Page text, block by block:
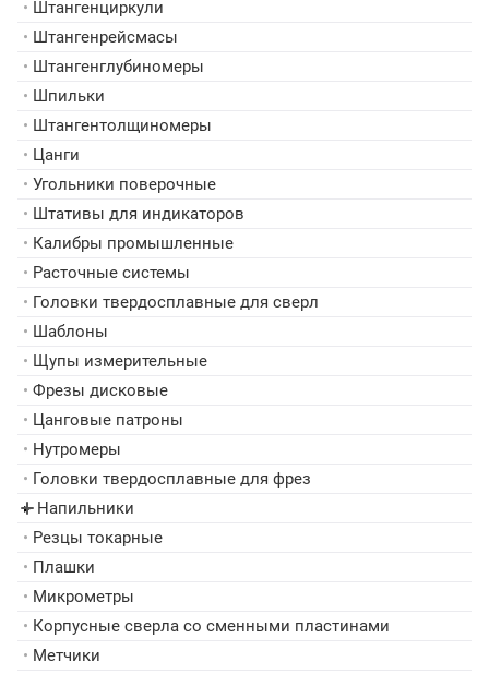
• Штангенциркули
• Штангенрейсмасы
• Штангенглубиномеры
• Шпильки
• Штангентолщиномеры
• Цанги
• Угольники поверочные
• Штативы для индикаторов
• Калибры промышленные
• Расточные системы
• Головки твердосплавные для сверл
• Шаблоны
• Щупы измерительные
• Фрезы дисковые
• Цанговые патроны
• Нутромеры
• Головки твердосплавные для фрез
▸ Напильники
• Резцы токарные
• Плашки
• Микрометры
• Корпусные сверла со сменными пластинами
• Метчики